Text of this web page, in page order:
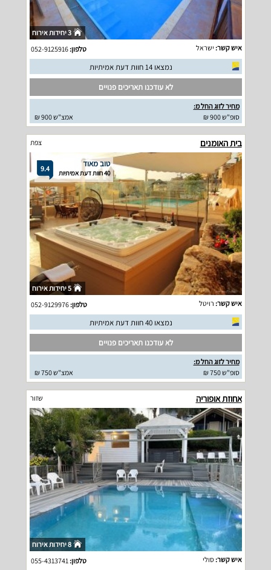
3 יחידות אירוח
איש קשר: ישראל טלפון:052-9125916
נמצאו 14 חוות דעת אמיתיות
לא עודכנו תאריכים פנויים
מחיר לזוג החל מ:
סופ"ש 900 ₪
אמצ"ש 900 ₪
בית האומנים צפת
9.4 טוב מאוד
40 חוות דעת אמיתיות
5 יחידות אירוח
איש קשר: רויטל טלפון:052-9129976
נמצאו 40 חוות דעת אמיתיות
לא עודכנו תאריכים פנויים
מחיר לזוג החל מ:
סופ"ש 750 ₪
אמצ"ש 750 ₪
אחוזת אופוריה שזור
8 יחידות אירוח
איש קשר:סולי טלפון: